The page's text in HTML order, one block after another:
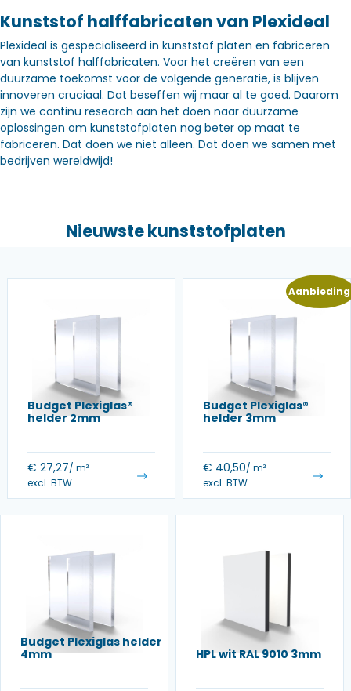
Kunststof halffabricaten van Plexideal
Plexideal is gespecialiseerd in kunststof platen en fabriceren
van kunststof halffabricaten. Voor het creëren van een
duurzame toekomst voor de volgende generatie, is blijven
innoveren cruciaal. Dat beseffen wij maar al te goed. Daarom
zijn we continu research aan het doen naar duurzame
oplossingen om kunststofplaten nog beter op maat te
fabriceren. Dat doen we niet alleen. Dat doen we samen met
bedrijven wereldwijd!
Nieuwste kunststofplaten
Budget Plexiglas®
helder 2mm
€ 27,27/ m²
excl. BTW
Budget Plexiglas®
helder 3mm
€ 40,50/ m²
excl. BTW
Budget Plexiglas helder
4mm
HPL wit RAL 9010 3mm